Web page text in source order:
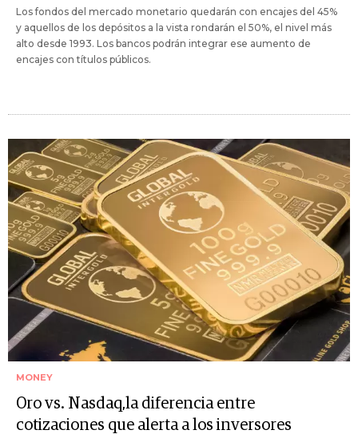
Los fondos del mercado monetario quedarán con encajes del 45%
y aquellos de los depósitos a la vista rondarán el 50%, el nivel más
alto desde 1993. Los bancos podrán integrar ese aumento de
encajes con títulos públicos.
MONEY
Oro vs. Nasdaq,la diferencia entre
cotizaciones que alerta a los inversores